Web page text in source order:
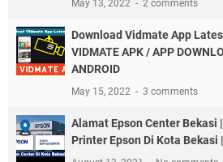
May 13, 2022 2 comments
Download Vidmate App
VIDMATE APK / APP
ANDROID
May 15, 2022 3 comments
Alamat Epson Center Bekasi
Printer Epson Di Kota Bekasi